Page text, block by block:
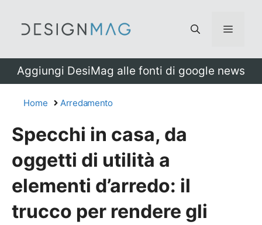
Menu
Aggiungi DesiMag alle fonti di google news
Home Arredamento
Specchi in casa, da
oggetti di utilità a
elementi d’arredo: il
trucco per rendere gli